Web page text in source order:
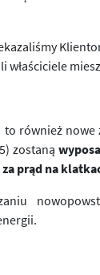
właściciele
to również
zostaną
prąd na